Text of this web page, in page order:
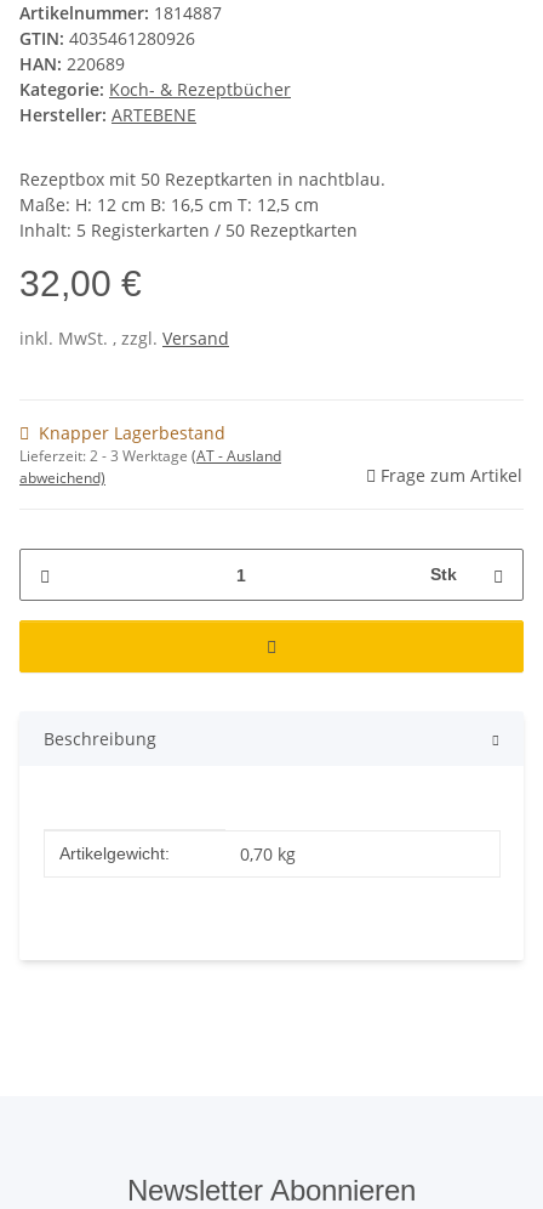
Artikelnummer: 1814887
GTIN: 4035461280926
HAN: 220689
Kategorie: Koch- & Rezeptbücher
Hersteller: ARTEBENE
Rezeptbox mit 50 Rezeptkarten in nachtblau.
Maße: H: 12 cm B: 16,5 cm T: 12,5 cm
Inhalt: 5 Registerkarten / 50 Rezeptkarten
32,00 €
inkl. MwSt. , zzgl. Versand
Knapper Lagerbestand
Lieferzeit:2 - 3 Werktage (AT - Ausland
abweichend)
Frage zum Artikel
Stk
Beschreibung
Produkteigenschaft
Wert
Artikelgewicht: 0,70 kg
Newsletter Abonnieren